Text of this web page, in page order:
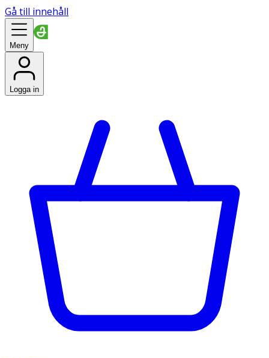
Gå till innehåll
Meny
Logga in